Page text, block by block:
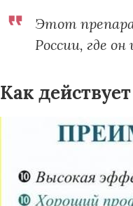
Этот
России, где
Как